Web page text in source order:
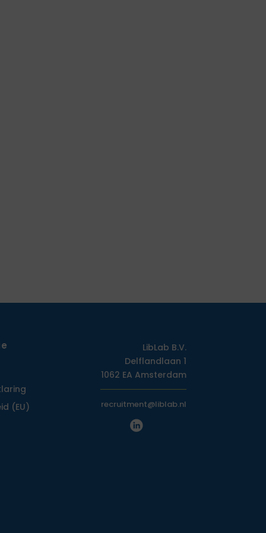
(EU)
LibLab B.V.
Delflandlaan 1
1062 EA Amsterdam
recruitment@liblab.nl